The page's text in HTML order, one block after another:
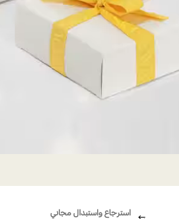
استرجاع واستبدال مجاني